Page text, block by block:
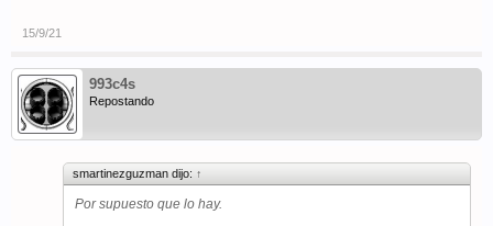
15/9/21
993c4s
Repostando
smartinezguzman dijo: ↑
Por supuesto que lo hay.